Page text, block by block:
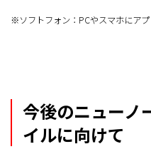
※ソフトフォン：PCやスマホにア
今後のニューノ
イルに向けて